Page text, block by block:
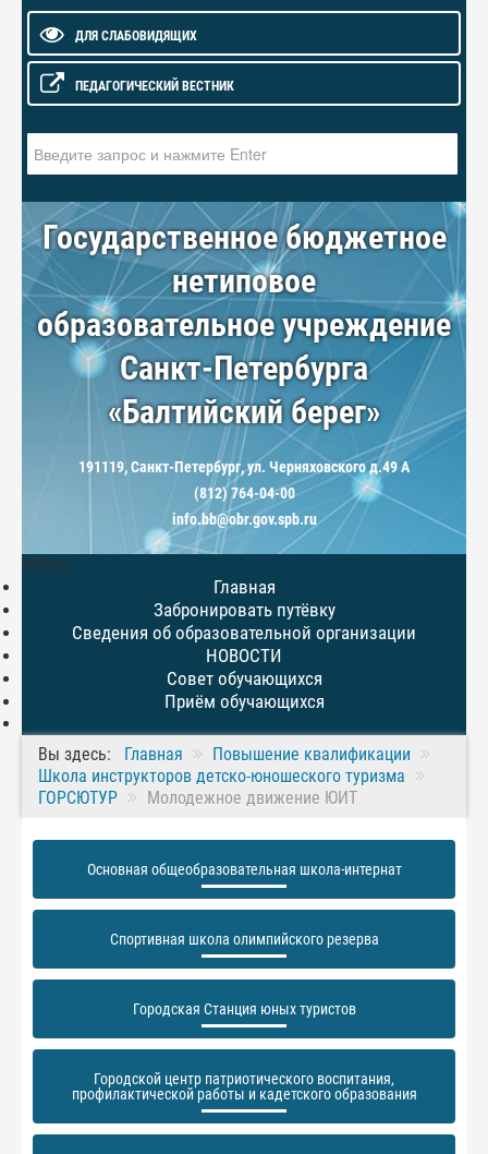
ДЛЯ СЛАБОВИДЯЩИХ
ПЕДАГОГИЧЕСКИЙ ВЕСТНИК
Государственное бюджетное
нетиповое
образовательное учреждение
Санкт-Петербурга
«Балтийский берег»
191119, Санкт-Петербург, ул. Черняховского д.49 А
(812) 764-04-00
info.bb@obr.gov.spb.ru
МЕНЮ
Главная
Забронировать путёвку
Сведения об образовательной организации
НОВОСТИ
Совет обучающихся
Приём обучающихся
Вы здесь: Главная
Повышение квалификации
Школа инструкторов детско-юношеского туризма
ГОРСЮТУР
Молодежное движение ЮИТ
Основная общеобразовательная школа-интернат
Спортивная школа олимпийского резерва
Городская Станция юных туристов
Городской центр патриотического воспитания,
профилактической работы и кадетского образования